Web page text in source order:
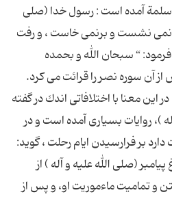
سلمة آمده است : رسول خدا (صلى
نمى نشست و برنمى خاست ، و رفت
“ سبحان الله و بحمده
از آن سوره نصر را قرائت مى كرد.
این معنا با اختلافاتى اندك در گفته
)، روایات بسیارى آمده است و در
بر فرارسیدن ایام رحلت ، گوید:
(صلى الله علیه و آله ) از
و تمامیت ماءموریت او، و پس از